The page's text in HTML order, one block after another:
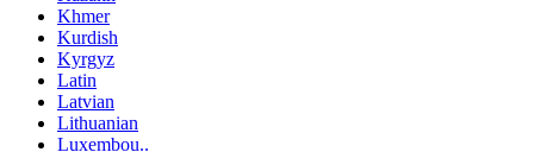
Khmer
Kurdish
Kyrgyz
Latin
Latvian
Lithuanian
Luxembou..